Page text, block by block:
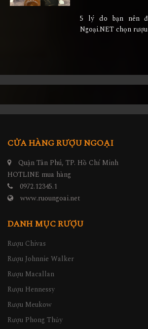
5 lý do bạn nên
Ngoại.NET chọn
CỬA HÀNG RƯỢU NGOẠI
Quận Tân Phú, TP. Hồ Chí Minh
HOTLINE mua hàng
0972.12345.1
www.ruoungoai.net
DANH MỤC RƯỢU
Rượu Chivas
Rượu Johnnie Walker
Rượu Macallan
Rượu Hennessy
Rượu Meukow
Rượu Phong Thủy